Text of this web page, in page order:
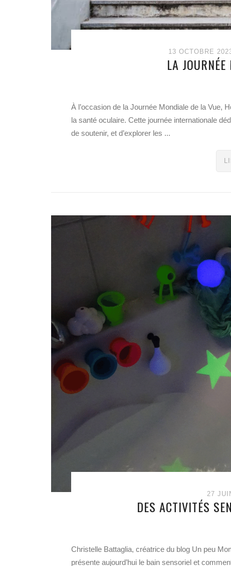
13 OCTOBRE
LA
À l’occasion de la Journée Mondiale de la Vue,
la santé oculaire. Cette journée internationale
de soutenir, et d’explorer les ...
27
DES ACTIVITÉS
Christelle Battaglia, créatrice du blog Un peu
présente aujourd’hui le bain sensoriel et